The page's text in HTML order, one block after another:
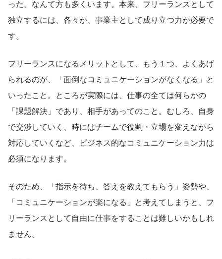
った。なんて方も多くいます。本来、フリーランスとして
独立するには、各々が、事業主として成り立つ力が必要で
す。
フリーランスになるメリットとして、もう１つ、よくあげ
られるのが、「面倒なコミュニケーションがなくなる」と
いったこと。ところが実際には、仕事の全ては何らかの
「課題解決」であり、相手があってのこと。むしろ、自身
で交渉していく、時にはチームで役割・立場を変えながら
対応していくなど、ビジネス的なコミュニケーション力は
必須になります。
そのため、「指示を待ち、答えを教えてもらう」姿勢や、
「コミュニケーションが楽になる」と考えてしまうと、フ
リーランスとして自由に仕事をすることは難しいかもしれ
ません。